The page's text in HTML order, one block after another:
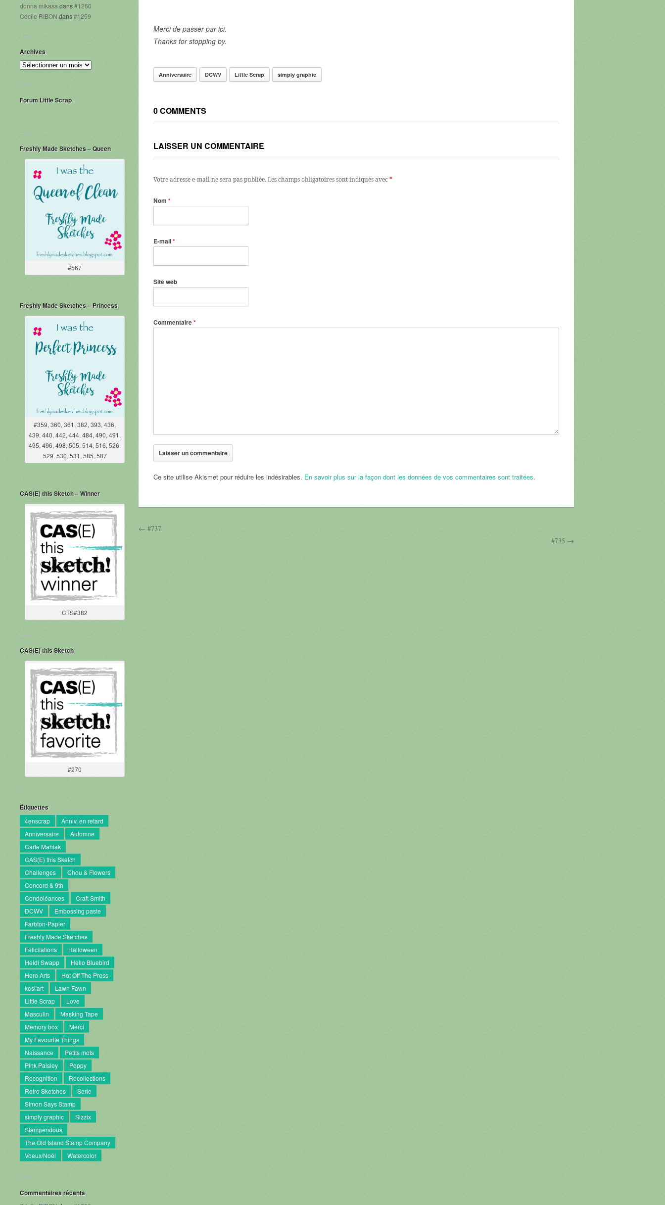
donna mikasa dans#1260
Cécile RIBON dans#1259
Archives
Archives
Forum Little Scrap
Freshly Made Sketches – Queen
#567
Freshly Made Sketches – Princess
#359, 360, 361, 382, 393, 436,
439, 440, 442, 444, 484, 490, 491,
495, 496, 498, 505, 514, 516, 526,
529, 530, 531, 585, 587
CAS(E) this Sketch – Winner
CTS#382
CAS(E) this Sketch
#270
Étiquettes
4enscrap
Anniv. en retard
Anniversaire
Automne
Carte Maniak
CAS(E) this Sketch
Challenges
Chou & Flowers
Concord & 9th
Condoléances
Craft Smith
DCWV
Embossing paste
Farbton-Papier
Freshly Made Sketches
Félicitations
Halloween
Heidi Swapp
Hello Bluebird
Hero Arts
Hot Off The Press
kesi'art
Lawn Fawn
Little Scrap
Love
Masculin
Masking Tape
Memory box
Merci
My Favourite Things
Naissance
Petits mots
Pink Paisley
Poppy
Recognition
Recollections
Retro Sketches
Serie
Simon Says Stamp
simply graphic
Sizzix
Stampendous
The Old Island Stamp Company
Voeux/Noël
Watercolor
Commentaires récents
Merci de passer par ici.
Thanks for stopping by.
Anniversaire DCWV Little Scrap simply graphic
0 COMMENTS
LAISSER UN COMMENTAIRE
Votre adresse e-mail ne sera pas publiée. Les champs obligatoires sont indiqués avec*
Nom *
E-mail*
Site web
Commentaire*
Ce site utilise Akismet pour réduire les indésirables. En savoir plus sur la façon dont les données de vos commentaires sont traitées.
← #737
#735 →